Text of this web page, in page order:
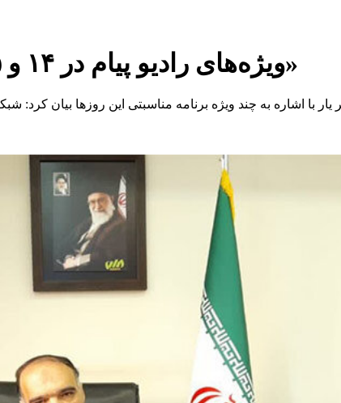
ویژه‌های رادیو پیام در ۱۴ و ۱۵ خرداد اعلام شد/ به سوی «افقی روشن»
با اشاره به چند ویژه برنامه مناسبتی این روزها بیان